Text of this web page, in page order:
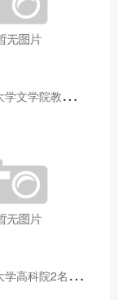
青
海师范大学文学院教师赴山东省相关高校和学术机构交流学习
青
海师范大学高科院2名专家当选中国科学院院士